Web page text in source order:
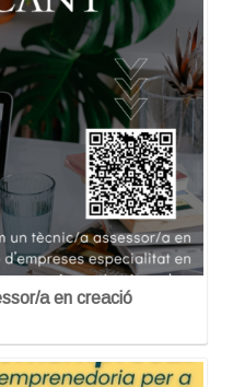
a en creació